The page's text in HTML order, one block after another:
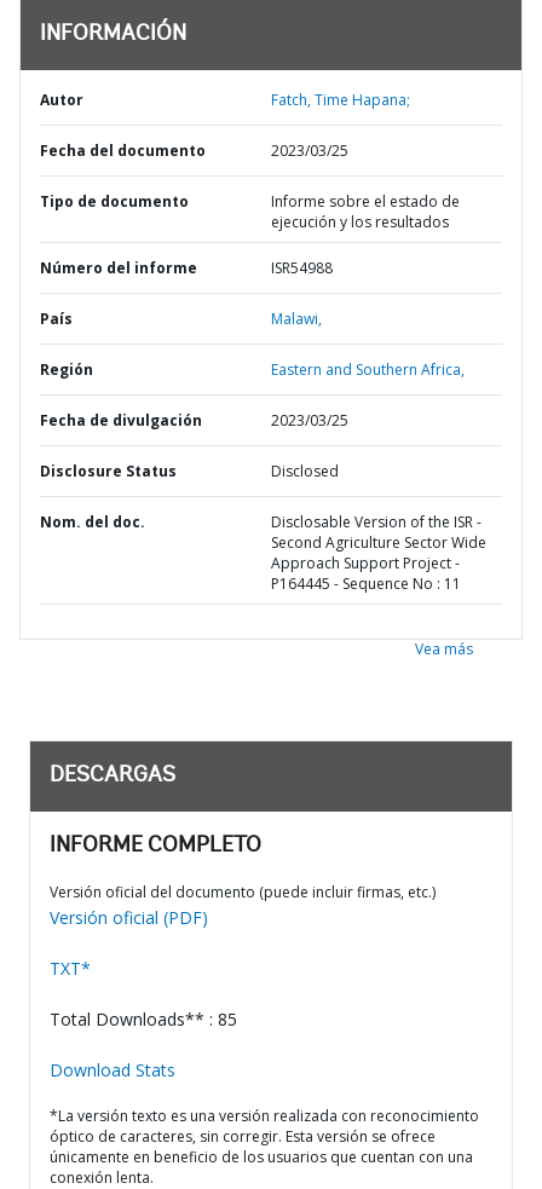
INFORMACIÓN
Autor Fatch, Time Hapana;
Fecha del documento 2023/03/25
Tipo de documento
Informe sobre el estado de
ejecución y los resultados
Número del informe ISR54988
País Malawi,
Región Eastern and Southern Africa,
Fecha de divulgación 2023/03/25
Disclosure Status Disclosed
Nom. del doc.
Disclosable Version of the ISR -
Second Agriculture Sector Wide
Approach Support Project -
P164445 - Sequence No : 11
Vea más
DESCARGAS
INFORME COMPLETO
Versión oficial del documento (puede incluir firmas, etc.)
Versión oficial (PDF)
TXT*
Total Downloads** : 85
Download Stats
*La versión texto es una versión realizada con reconocimiento
óptico de caracteres, sin corregir. Esta versión se ofrece
únicamente en beneficio de los usuarios que cuentan con una
conexión lenta.